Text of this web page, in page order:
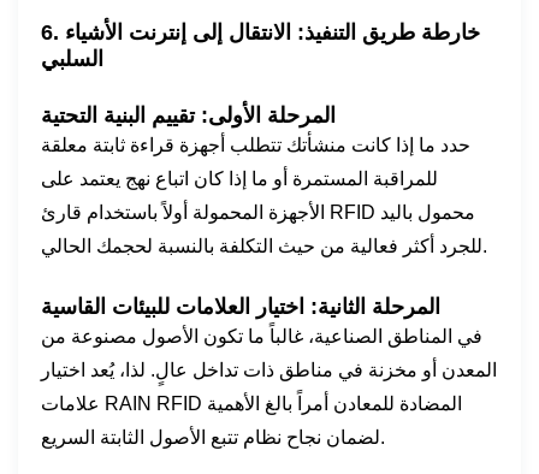
6. خارطة طريق التنفيذ: الانتقال إلى إنترنت الأشياء
السلبي
المرحلة الأولى: تقييم البنية التحتية
حدد ما إذا كانت منشأتك تتطلب أجهزة قراءة ثابتة معلقة
للمراقبة المستمرة أو ما إذا كان اتباع نهج يعتمد على
الأجهزة المحمولة أولاً باستخدام قارئ RFID محمول باليد
للجرد أكثر فعالية من حيث التكلفة بالنسبة لحجمك الحالي.
المرحلة الثانية: اختيار العلامات للبيئات القاسية
في المناطق الصناعية، غالباً ما تكون الأصول مصنوعة من
المعدن أو مخزنة في مناطق ذات تداخل عالٍ. لذا، يُعد اختيار
علامات RAIN RFID المضادة للمعادن أمراً بالغ الأهمية
لضمان نجاح نظام تتبع الأصول الثابتة السريع.